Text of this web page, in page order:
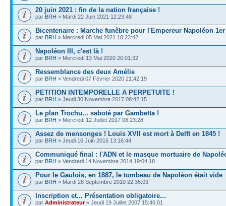
20 juin 2021 : fin de la nation française !
par BRH » Mardi 22 Juin 2021 12:23:48
Bicentenaire : Marche funèbre pour l'Empereur Napoléon 1er
par BRH » Mercredi 05 Mai 2021 10:23:42
Napoléon III, c'est là !
par BRH » Mercredi 13 Mai 2020 20:01:32
Ressemblance des deux Amélie
par BRH » Vendredi 07 Février 2020 21:42:19
PETITION INTEMPORELLE A PERPETUITE !
par BRH » Jeudi 30 Novembre 2017 08:42:15
Le plan Trochu... saboté par Gambetta !
par BRH » Mercredi 12 Juillet 2017 08:23:28
Assez de mensonges ! Louis XVII est mort à Delft en 1845 !
par BRH » Jeudi 16 Juin 2016 13:16:44
Communiqué final : l'ADN et le masque mortuaire de
par BRH » Vendredi 14 Novembre 2014 19:04:18
Pour le Gaulois, en 1887, le tombeau de Napoléon était vide
par BRH » Mardi 28 Septembre 2010 22:36:03
Inscription et... Présentation obligatoire...
par Administrateur» Jeudi 19 Juillet 2007 15:46:01